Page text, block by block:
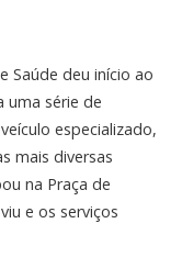
Saúde deu início ao
uma série de
especializado,
mais diversas
na Praça de
e os serviços